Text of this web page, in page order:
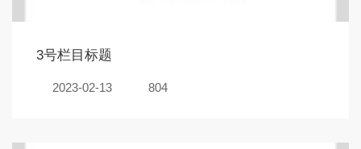
3号栏目标题
2023-02-13 804